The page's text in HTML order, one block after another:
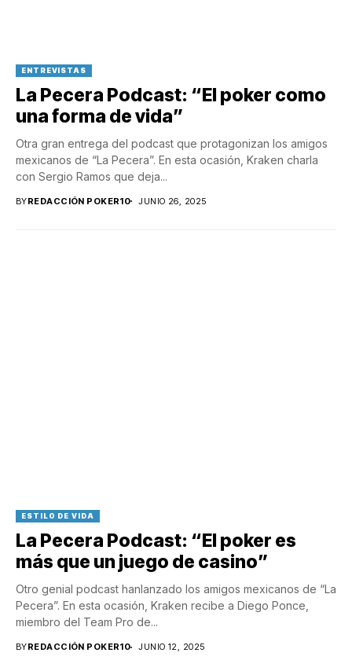
ENTREVISTAS
La Pecera Podcast: “El poker como
una forma de vida”
Otra gran entrega del podcast que protagonizan los amigos
mexicanos de “La Pecera”. En esta ocasión, Kraken charla
con Sergio Ramos que deja...
BYREDACCIÓN POKER10 JUNIO 26, 2025
ESTILO DE VIDA
La Pecera Podcast: “El poker es
más que un juego de casino”
Otro genial podcast hanlanzado los amigos mexicanos de “La
Pecera”. En esta ocasión, Kraken recibe a Diego Ponce,
miembro del Team Pro de...
BYREDACCIÓN POKER10 JUNIO 12, 2025